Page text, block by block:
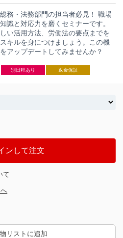
務・法務部門の担当者必見！ 職場
識と対応力を磨くセミナーです。
い活用方法、労働法の要点までを
キルを身につけましょう。この機
アップデートしてみませんか？
別日程あり 返金保証
ンして注文
て
リストに追加